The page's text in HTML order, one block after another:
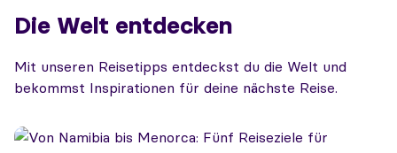
Die Welt entdecken
Mit unseren Reisetipps entdeckst du die Welt und
bekommst Inspirationen für deine nächste Reise.